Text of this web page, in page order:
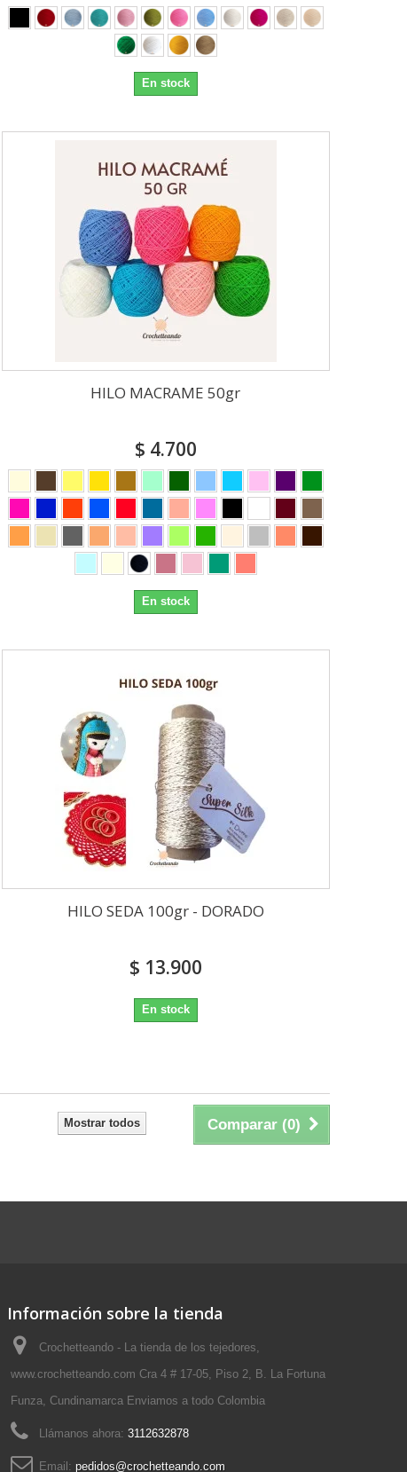
En stock
HILO MACRAME 50gr
$ 4.700
En stock
HILO SEDA 100gr - DORADO
$ 13.900
En stock
Comparar (0)
Mostrar todos
Información sobre la tienda
Crochetteando - La tienda de los tejedores,
www.crochetteando.com Cra 4 # 17-05, Piso 2, B. La Fortuna
Funza, Cundinamarca Enviamos a todo Colombia
Llámanos ahora: 3112632878
Email: pedidos@crochetteando.com